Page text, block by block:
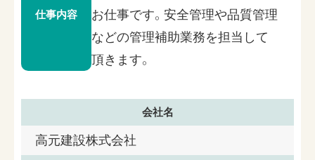
仕事内容
お仕事です。安全管理や品質管理
などの管理補助業務を担当して
頂きます。
会社名
高元建設株式会社